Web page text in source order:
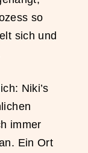
so
sich und
Niki’s
immer
Ein Ort